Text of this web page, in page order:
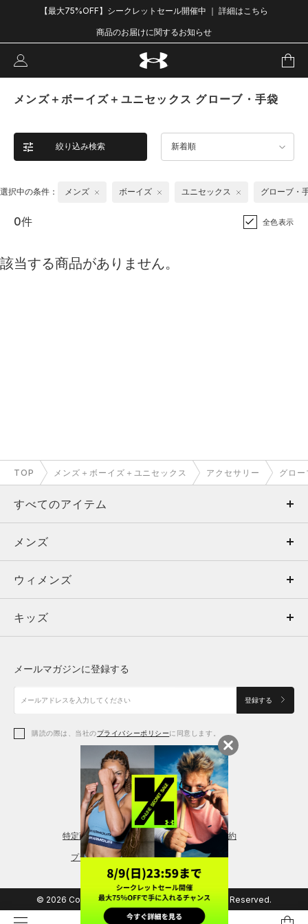
【最大75%OFF】シークレットセール開催中 ｜ 詳細はこちら
商品のお届けに関するお知らせ
メンズ＋ボーイズ＋ユニセックス グローブ・手袋
絞り込み検索 新着順
選択中の条件： メンズ ボーイズ ユニセックス グローブ・
0件 全色表示
該当する商品がありません。
TOP メンズ＋ボーイズ＋ユニセックス アクセサリー グロ
すべてのアイテム
メンズ
ウィメンズ
キッズ
アクセサリー
メンズ
トップス
ボトムス
アクセサリー
ウィメンズ
トップス
シューズ
アクセサリー
レギンス＆タイツ
キッズ
シューズ
メールマガジンに登録する
登録する
購読の際は、当社のプライバシーポリシーに同意します。
特定商取引法に基づく通販の表記 会員規約
プライバシーポリシー
© 2026 Copyright DOME Corporation. All Rights Reserved.